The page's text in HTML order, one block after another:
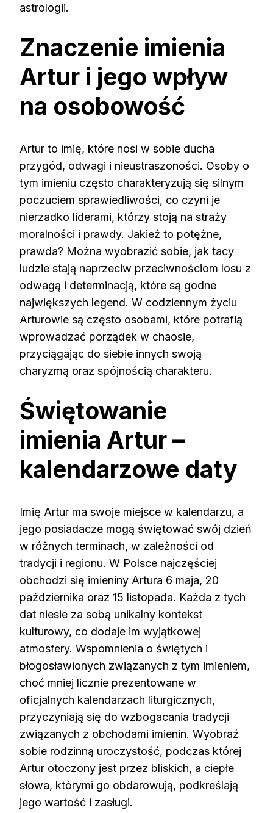
astrologii.
Znaczenie imienia
Artur i jego wpływ
na osobowość
Artur to imię, które nosi w sobie ducha
przygód, odwagi i nieustraszoności. Osoby o
tym imieniu często charakteryzują się silnym
poczuciem sprawiedliwości, co czyni je
nierzadko liderami, którzy stoją na straży
moralności i prawdy. Jakież to potężne,
prawda? Można wyobrazić sobie, jak tacy
ludzie stają naprzeciw przeciwnościom losu z
odwagą i determinacją, które są godne
największych legend. W codziennym życiu
Arturowie są często osobami, które potrafią
wprowadzać porządek w chaosie,
przyciągając do siebie innych swoją
charyzmą oraz spójnością charakteru.
Świętowanie
imienia Artur –
kalendarzowe daty
Imię Artur ma swoje miejsce w kalendarzu, a
jego posiadacze mogą świętować swój dzień
w różnych terminach, w zależności od
tradycji i regionu. W Polsce najczęściej
obchodzi się imieniny Artura 6 maja, 20
października oraz 15 listopada. Każda z tych
dat niesie za sobą unikalny kontekst
kulturowy, co dodaje im wyjątkowej
atmosfery. Wspomnienia o świętych i
błogosławionych związanych z tym imieniem,
choć mniej licznie prezentowane w
oficjalnych kalendarzach liturgicznych,
przyczyniają się do wzbogacania tradycji
związanych z obchodami imienin. Wyobraź
sobie rodzinną uroczystość, podczas której
Artur otoczony jest przez bliskich, a ciepłe
słowa, którymi go obdarowują, podkreślają
jego wartość i zasługi.